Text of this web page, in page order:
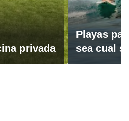
privada
Playas
sea cual